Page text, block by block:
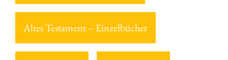
Altes Testament – Einzelbücher